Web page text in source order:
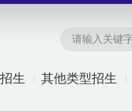
生 其他类型招生